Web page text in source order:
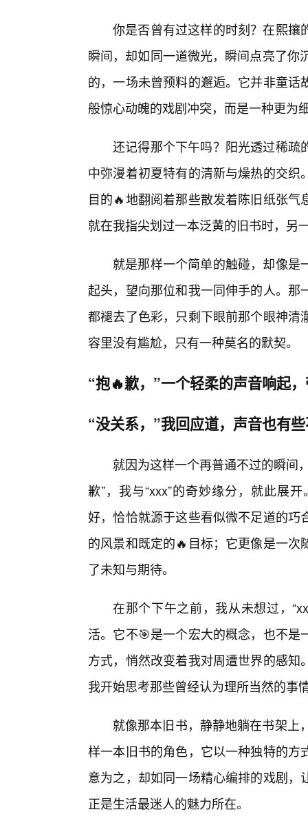
你是否曾有过这样的时刻？在熙攘
瞬间，却如同一道微光，瞬间点亮了你
的，一场未曾预料的邂逅。它并非童
般惊心动魄的戏剧冲突，而是一种更为
还记得那个下午吗？阳光透过稀疏
中弥漫着初夏特有的清新与燥热的交
目的🔥地翻阅着那些散发着陈旧纸张
就在我指尖划过一本泛黄的旧书时，另
就是那样一个简单的触碰，却像
起头，望向那位和我一同伸手的人。
都褪去了色彩，只剩下眼前那个眼神
容里没有尴尬，只有一种莫名的默契。
“抱🔥歉，”一个轻柔的声音响起
“没关系，”我回应道，声音也有
就因为这样一个再普通不过的瞬间
歉”，我与“xxx”的奇妙缘分，就此展
好，恰恰就源于这些看似微不足道的
的风景和既定的🔥目标；它更像是一
了未知与期待。
在那个下午之前，我从未想过，
活。它不🎯是一个宏大的概念，也不
方式，悄然改变着我对周遭世界的感
我开始思考那些曾经认为理所当然的事
就像那本旧书，静静地躺在书架上
样一本旧书的角色，它以一种独特的
意为之，却如同一场精心编排的戏剧
正是生活最迷人的魅力所在。